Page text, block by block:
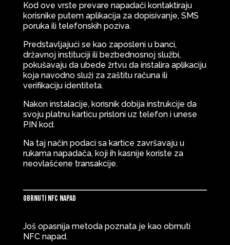
Kod ove vrste prevare napadači kontaktiraju
korisnike putem aplikacija za dopisivanje, SMS
poruka ili telefonskih poziva.
Predstavljajući se kao zaposleni u banci,
državnoj instituciji ili bezbednosnoj službi,
pokušavaju da ubede žrtvu da instalira aplikaciju
koja navodno služi za zaštitu računa ili
verifikaciju identiteta.
Nakon instalacije, korisnik dobija instrukcije da
svoju platnu karticu prisloni uz telefon i unese
PIN kod.
Na taj način podaci sa kartice završavaju u
rukama napadača, koji ih kasnije koriste za
neovlašćene transakcije.
Obrnuti NFC napad
Još opasnija metoda poznata je kao obrnuti
NFC napad.